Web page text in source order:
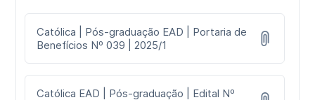
Católica | Pós-graduação EAD | Portaria de
Benefícios Nº 039 | 2025/1
Católica EAD | Pós-graduação | Edital Nº